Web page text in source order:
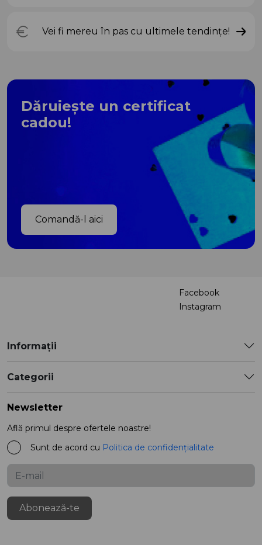
Vei fi mereu în pas cu ultimele tendințe!
Dăruiește un certificat
cadou!
Comandă-l aici
Facebook
Instagram
Informații
Categorii
Newsletter
Află primul despre ofertele noastre!
Sunt de acord cu Politica de confidențialitate
Abonează-te